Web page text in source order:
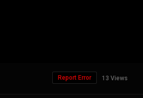
13 Views
Report Error